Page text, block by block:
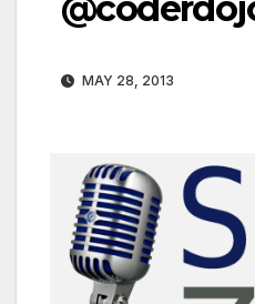
MAY 28, 2013